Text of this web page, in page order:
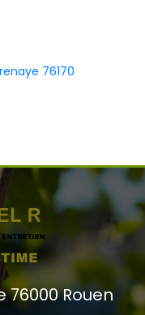
76170
Rouen